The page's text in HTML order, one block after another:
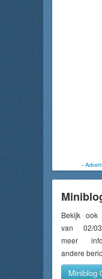
-
Bekijk
van 02/
meer
andere
Miniblog